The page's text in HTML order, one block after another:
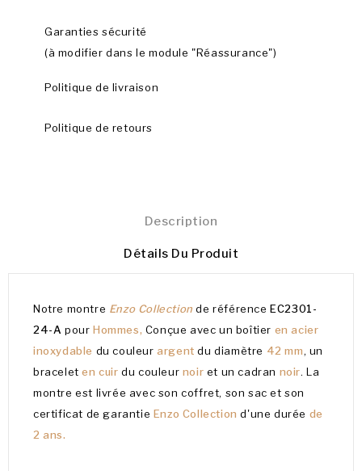
Garanties sécurité
(à modifier dans le module "Réassurance")
Politique de livraison
Politique de retours
Description
Détails Du Produit
Notre montre Enzo Collectionde référenceEC2301-
24-A pourHommes, Conçue avec un boîtier en acier
inoxydable du couleurargentdu diamètre 42 mm, un
braceleten cuirdu couleur noir et un cadran noir. La
montre est livrée avec son coffret, son sac et son
certificat de garantie Enzo Collectiond'une durée de
2 ans.